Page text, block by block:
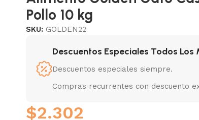
Pollo 10 kg
SKU: GOLDEN22
Descuentos Especiales Todos Los
Descuentos especiales siempre.
Compras recurrentes con descuento
$2.302